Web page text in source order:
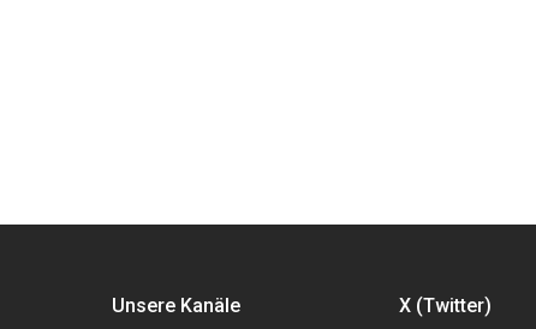
Unsere Kanäle X (Twitter)